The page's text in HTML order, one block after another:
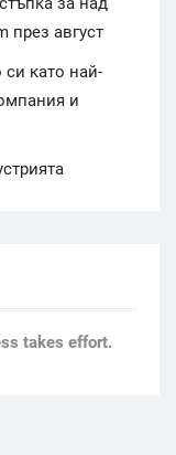
през август
като най-
и
takes effort.